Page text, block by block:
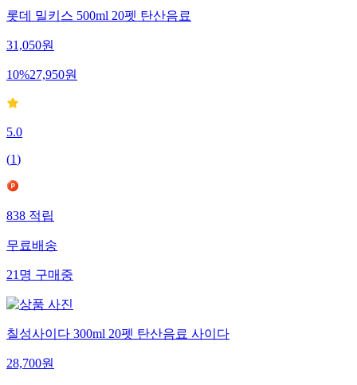
롯데 밀키스 500ml 20펫 탄산음료
31,050원
10%27,950원
5.0
(1)
838 적립
무료배송
21 명 구매중
칠성사이다 300ml 20펫 탄산음료 사이다
28,700원